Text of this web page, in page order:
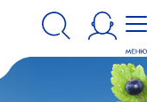
ознакомьтесь с
и аналогичных